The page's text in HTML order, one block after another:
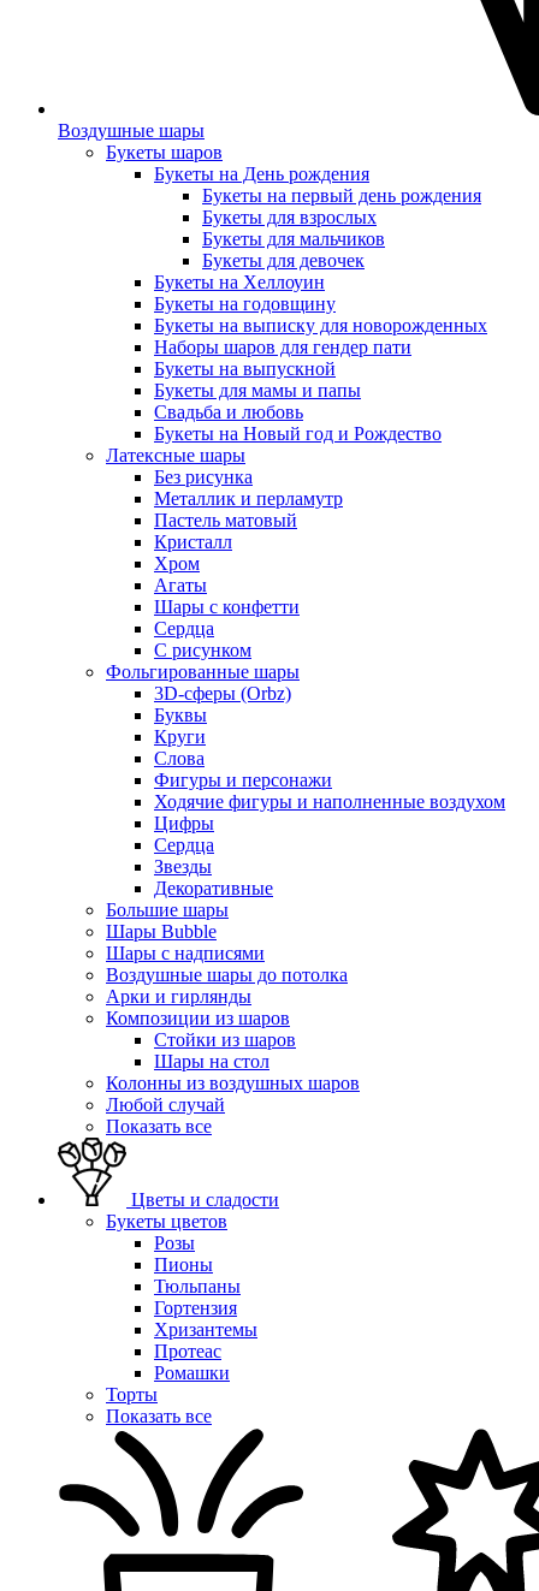
Воздушные шары
Букеты шаров
Букеты на День рождения
Букеты на первый день рождения
Букеты для взрослых
Букеты для мальчиков
Букеты для девочек
Букеты на Хеллоуин
Букеты на годовщину
Букеты на выписку для новорожденных
Наборы шаров для гендер пати
Букеты на выпускной
Букеты для мамы и папы
Свадьба и любовь
Букеты на Новый год и Рождество
Латексные шары
Без рисунка
Металлик и перламутр
Пастель матовый
Кристалл
Хром
Агаты
Шары с конфетти
Сердца
С рисунком
Фольгированные шары
3D-сферы (Orbz)
Буквы
Круги
Слова
Фигуры и персонажи
Ходячие фигуры и наполненные воздухом
Цифры
Сердца
Звезды
Декоративные
Большие шары
Шары Bubble
Шары с надписями
Воздушные шары до потолка
Арки и гирлянды
Композиции из шаров
Стойки из шаров
Шары на стол
Колонны из воздушных шаров
Любой случай
Показать все
Цветы и сладости
Букеты цветов
Розы
Пионы
Тюльпаны
Гортензия
Хризантемы
Протеас
Ромашки
Торты
Показать все